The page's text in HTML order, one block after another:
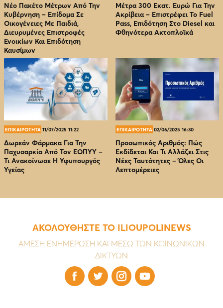
Νέο Πακέτο Μέτρων Από Την
Κυβέρνηση – Επίδομα Σε
Οικογένειες Με Παιδιά,
Διευρυμένες Επιστροφές
Ενοικίων Και Επιδότηση
Καυσίμων
Μέτρα 300 Εκατ. Ευρώ Για Την
Ακρίβεια – Επιστρέφει Το Fuel
Pass, Επιδότηση Στο Diesel και
Φθηνότερα Ακτοπλοϊκά
ΕΠΙΚΑΙΡΟΤΗΤΑ 11/07/2025 11:22
Δωρεάν Φάρμακα Για Την
Παχυσαρκία Από Τον EOΠΥΥ –
Τι Ανακοίνωσε Η Υφυπουργός
Υγείας
ΕΠΙΚΑΙΡΟΤΗΤΑ 02/06/2025 16:30
Προσωπικός Αριθμός: Πώς
Εκδίδεται Και Τι Αλλάζει Στις
Νέες Ταυτότητες – Όλες Οι
Λεπτομέρειες
ΑΚΟΛΟΥΘΗΣΤΕ ΤΟ ILIOUPOLINEWS
ΑΜΕΣΗ ΕΝΗΜΕΡΩΣΗ ΚΑΙ ΜΕΣΩ ΤΩΝ ΚΟΙΝΩΝΙΚΩΝ
ΔΙΚΤΥΩΝ
   